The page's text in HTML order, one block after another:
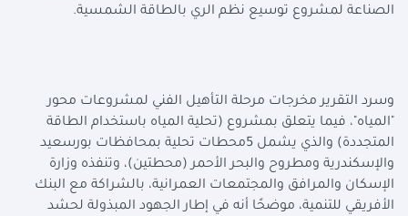
الصناعة لمشروع توسيع نظم الري بالطاقة الشمسية.
وسرد التقرير مخرجات مرحلة التأهيل الفني لمشروعات محور
"المياه"، فيما يتعلق بمشروع (تحلية المياه باستخدام الطاقة
المتجددة) والذي يشمل 5محطات تحلية بمحافظات بورسعيد
والإسكندرية ومطروح والبحر الأحمر (محطتين)، وتنفذه وزارة
الإسكان والمرافق والمجتمعات العمرانية، بالشراكة مع البنك
الأفريقي للتنمية، موضحًا أنه في إطار الجهود المبذولة لحشد